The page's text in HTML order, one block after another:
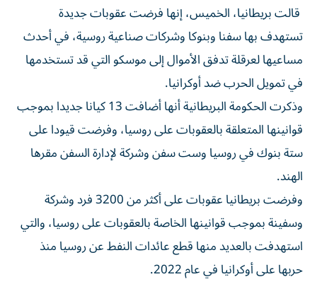
قالت بريطانيا، الخميس، إنها فرضت عقوبات جديدة ​
تستهدف ⁠بها سفنا ‌وبنوكا وشركات صناعية ‌روسية، في أحدث
مساعيها لعرقلة تدفق ‌الأموال إلى موسكو التي قد ⁠تستخدمها
في تمويل الحرب ضد أوكرانيا.
وذكرت الحكومة البريطانية أنها أضافت 13 كيانا جديدا بموجب
قوانينها ​المتعلقة بالعقوبات على روسيا، ‌وفرضت قيودا على
ستة بنوك في روسيا وست ⁠سفن وشركة لإدارة السفن مقرها
الهند.
وفرضت بريطانيا ​عقوبات ‌على أكثر من ‌3200 فرد وشركة
وسفينة بموجب قوانينها الخاصة بالعقوبات على ‌روسيا، ‌والتي
استهدفت ⁠بالعديد منها قطع عائدات ‌النفط عن روسيا منذ
حربها على أوكرانيا ⁠في عام ​2022.